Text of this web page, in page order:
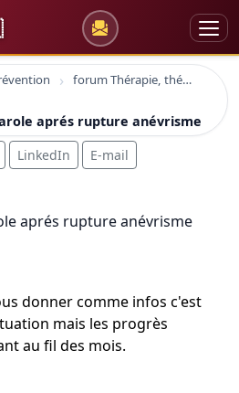
forum Thérapie, thérapeute, psychothérapie
aprés rupture anévrisme
LinkedIn E-mail
aprés rupture anévrisme
donner comme infos c'est
mais les progrès
au fil des mois.